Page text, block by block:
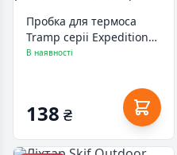
Пробка для термоса
Tramp серіі Expedition
(UTRC-027-031-PRB)
В наявності
138 ₴